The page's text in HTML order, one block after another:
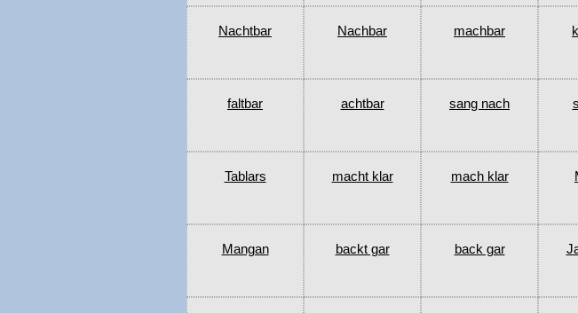
Nachtbar Nachbar machbar
faltbar achtbar sang nach
Tablars macht klar mach klar
Mangan backt gar back gar